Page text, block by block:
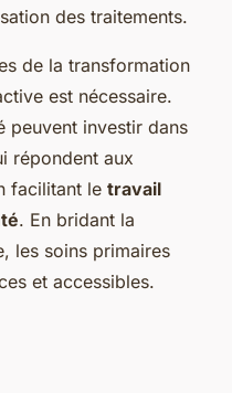
des traitements.
de la transformation
est nécessaire.
peuvent investir dans
répondent aux
facilitant le travail
. En bridant la
les soins primaires
et accessibles.